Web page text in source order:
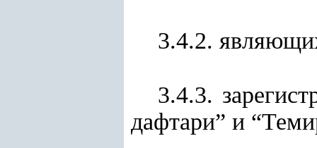
3.4.2.
3.4.3.
дафтари” и